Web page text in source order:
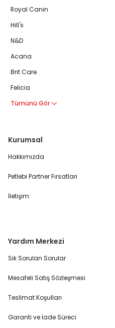
Royal Canin
Hill's
N&D
Acana
Brit Care
Felicia
Tümünü Gör
Kurumsal
Hakkımızda
Petlebi Partner Fırsatları
İletişim
Yardım Merkezi
Sık Sorulan Sorular
Mesafeli Satış Sözleşmesi
Teslimat Koşulları
Garanti ve İade Süreci